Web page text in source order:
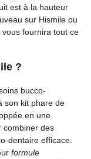
est à la hauteur
sur Hismile ou
fournira tout ce
?
bucco-
son kit phare de
en une
combiner des
dentaire efficace.
formule